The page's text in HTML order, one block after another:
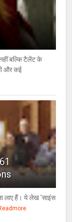
बल्कि टैलेंट के
और कई
लाए हैं। ये लेख 'साइंस